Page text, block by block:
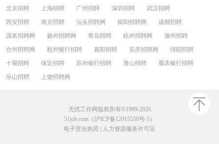
北京招聘 上海招聘 广州招聘 深圳招聘
武汉招聘
西安招聘
南京招聘 汕头招聘网 揭阳招聘网
成都招聘
茂名招聘网
扬州招聘网 青岛招聘 杭州招聘网
滁州招聘
台州招聘网
杭州银行招聘 襄阳招聘 安庆招聘网
绵阳招聘
十堰招聘
保定招聘 苏州银行招聘 唐山招聘
重庆银行招聘
乐山招聘
上饶招聘网
无忧工作网版权所有©1999-2026
51job.com（沪ICP备12015550号-5）
电子营业执照
人力资源服务许可证